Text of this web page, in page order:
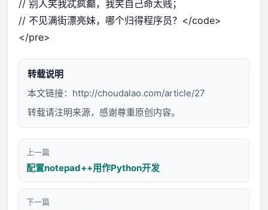
// 别人笑我忒疯癫，我笑自己命太贱；
// 不见满街漂亮妹，哪个归得程序员？</code>
</pre>
转载说明
本文链接： http://choudalao.com/article/27
转载请注明来源，感谢尊重原创内容。
上一篇
配置notepad++用作Python开发
下一篇